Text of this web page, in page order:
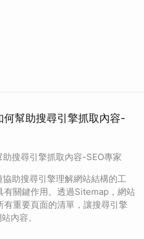
幫助搜尋引擎抓取內容-
搜尋引擎抓取內容-SEO專家
助搜尋引擎理解網站結構的工
有關鍵作用。透過Sitemap，網站
重要頁面的清單，讓搜尋引擎
內容。